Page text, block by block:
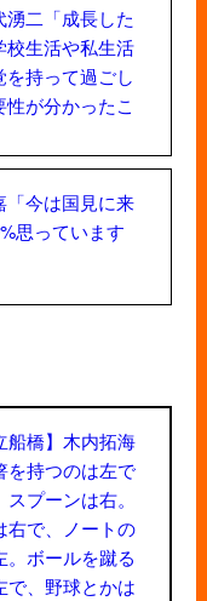
湧二「成長した
校生活や私生活
持って過ごし
が分かったこ
「今は国見に来
思っています
船橋】木内拓海
を持つのは左で
プーンは右。
右で、ノートの
。ボールを蹴る
で、野球とかは